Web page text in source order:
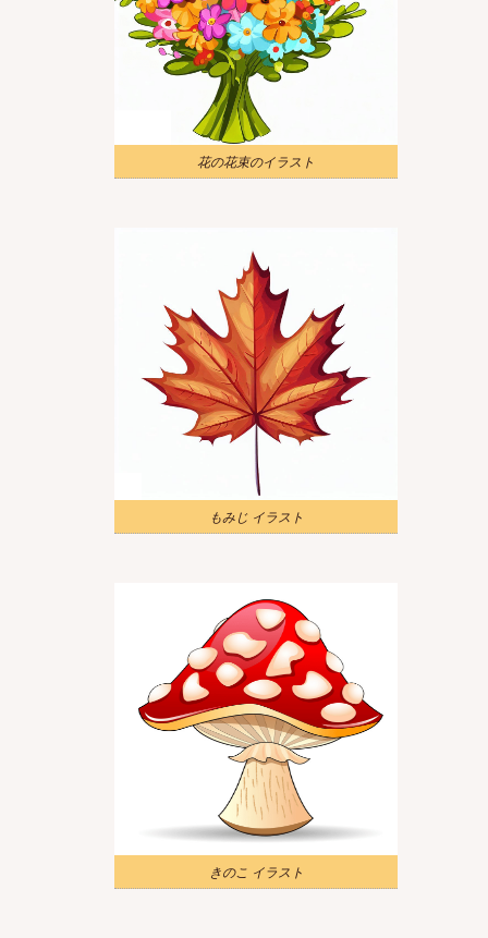
花の花束のイラスト
もみじ イラスト
きのこ イラスト